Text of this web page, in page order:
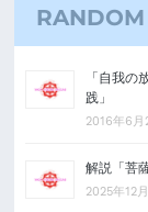
RANDOM
「自我の
践」
2016年6月
解説「菩
2025年12